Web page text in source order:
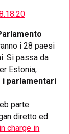
i 28 paesi
Si passa da
Estonia,
i parlamentari
parte
diretto ed
charge in